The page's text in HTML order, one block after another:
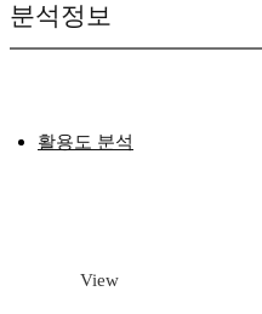
분석정보
활용도 분석
View